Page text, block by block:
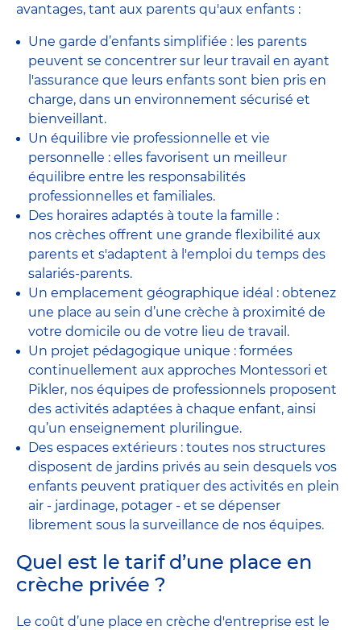
avantages, tant aux parents qu'aux enfants :
Une garde d’enfants simplifiée : les parents
peuvent se concentrer sur leur travail en ayant
l'assurance que leurs enfants sont bien pris en
charge, dans un environnement sécurisé et
bienveillant.
Un équilibre vie professionnelle et vie
personnelle : elles favorisent un meilleur
équilibre entre les responsabilités
professionnelles et familiales.
Des horaires adaptés à toute la famille :
nos crèches offrent une grande flexibilité aux
parents et s'adaptent à l'emploi du temps des
salariés-parents.
Un emplacement géographique idéal : obtenez
une place au sein d’une crèche à proximité de
votre domicile ou de votre lieu de travail.
Un projet pédagogique unique : formées
continuellement aux approches Montessori et
Pikler, nos équipes de professionnels proposent
des activités adaptées à chaque enfant, ainsi
qu’un enseignement plurilingue.
Des espaces extérieurs : toutes nos structures
disposent de jardins privés au sein desquels vos
enfants peuvent pratiquer des activités en plein
air - jardinage, potager - et se dépenser
librement sous la surveillance de nos équipes.
Quel est le tarif d’une place en
crèche privée ?
Le coût d’une place en crèche d'entreprise est le